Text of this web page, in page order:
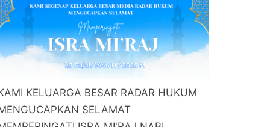
KELUARGA BESAR RADAR HUKUM
SELAMAT